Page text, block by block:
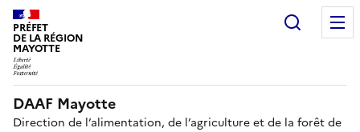
PRÉFET
DE LA RÉGION
MAYOTTE
DAAF Mayotte
Direction de l’alimentation, de l’agriculture et de la forêt de